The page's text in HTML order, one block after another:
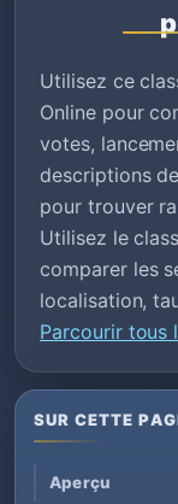
Utilisez ce
Online pour
votes,
descriptions
pour trouver
Utilisez le
comparer les
localisation,
Parcourir tous
SUR CETTE
Aperçu